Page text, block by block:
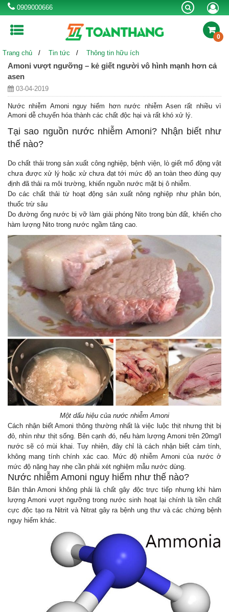
0909000666
MÁY LỌC NƯỚC RO BÌNH NƯỚC NÓNG
NLMT
BỒN TỰ HOẠI
CHẬU RỬA INOX VÒI CHẬU RỬA SEN VÒI
BỂ NƯỚC NGẦM
Khuyến mãi Kinh nghiệm hay Thông tin hữu ích
Tin công ty & sự kiện
Liên hệ tư vấn mua hàng: 0909000666
Liên hệ bảo hành:0912 473 322
Chi nhánh địa điểm phân phốiToàn thắng
0
Trang chủ Tin tức Thông tin hữu ích
Amoni vượt ngưỡng – kẻ giết người vô hình mạnh hơn cả
asen
03-04-2019
Nước nhiễm Amoni nguy hiểm hơn nước nhiễm Asen rất nhiều vì
Amoni dễ chuyển hóa thành các chất độc hại và rất khó xử lý.
Tại sao nguồn nước nhiễm Amoni? Nhận biết như
thế nào?
Do chất thải trong sản xuất công nghiệp, bệnh viện, lò giết mổ động vật
chưa được xử lý hoặc xử chưa đạt tới mức độ an toàn theo đúng quy
định đã thải ra môi trường, khiến nguồn nước mặt bị ô nhiễm.
Do các chất thải từ hoạt động sản xuất nông nghiệp như phân bón,
thuốc trừ sâu
Do đường ống nước bị vỡ làm giải phóng Nito trong bùn đất, khiến cho
hàm lượng Nito trong nước ngầm tăng cao.
Một dấu hiệu của nước nhiễm Amoni
Cách nhận biết Amoni thông thường nhất là việc luộc thịt nhưng thịt bị
đỏ, nhìn như thịt sống. Bên cạnh đó, nếu hàm lượng Amoni trên 20mg/l
nước sẽ có mùi khai. Tuy nhiên, đây chỉ là cách nhận biết cảm tính,
không mang tính chính xác cao. Mức độ nhiễm Amoni của nước ở
mức độ nặng hay nhẹ cần phải xét nghiệm mẫu nước dùng.
Nước nhiễm Amoni nguy hiểm như thế nào?
Bản thân Amoni không phải là chất gây độc trực tiếp nhưng khi hàm
lượng Amoni vượt ngưỡng trong nước sinh hoạt lại chính là tiền chất
cực độc tạo ra Nitrit và Nitrat gây ra bệnh ung thư và các chứng bệnh
nguy hiểm khác.